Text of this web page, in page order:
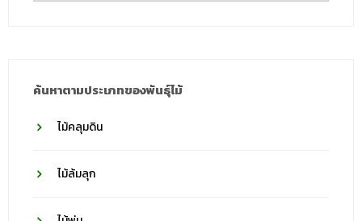
ค้นหาตามประเภทของพันธุ์ไม้
ไม้คลุมดิน
ไม้ล้มลุก